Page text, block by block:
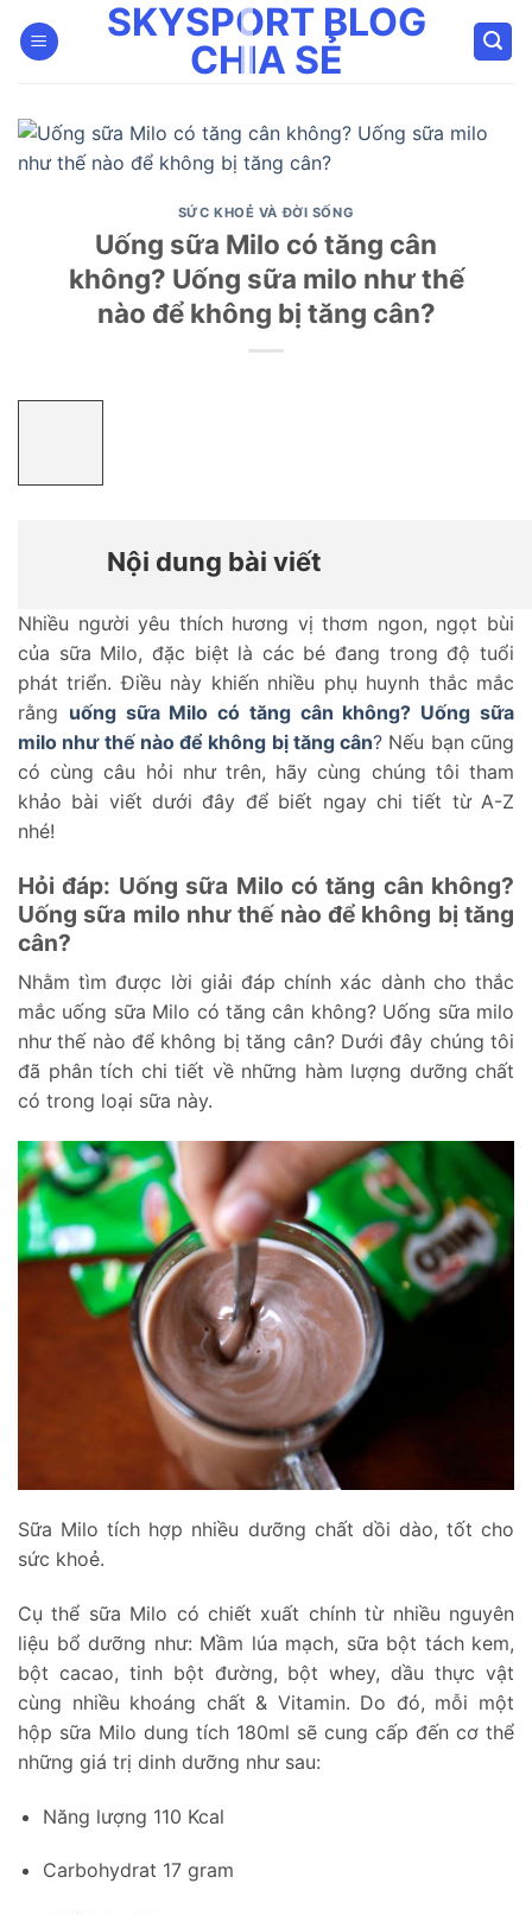
qua
SKYSPORT BLOG
CHIA SẺ
SỨC KHOẺ VÀ ĐỜI SỐNG
Uống sữa Milo có tăng cân
không? Uống sữa milo như thế
nào để không bị tăng cân?
Nội dung bài viết
Nhiều người yêu thích hương vị thơm ngon, ngọt bùi
của sữa Milo, đặc biệt là các bé đang trong độ tuổi
phát triển. Điều này khiến nhiều phụ huynh thắc mắc
rằng uống sữa Milo có tăng cân không? Uống sữa
milo như thế nào để không bị tăng cân? Nếu bạn cũng
có cùng câu hỏi như trên, hãy cùng chúng tôi tham
khảo bài viết dưới đây để biết ngay chi tiết từ A-Z
nhé!
Hỏi đáp: Uống sữa Milo có tăng cân không?
Uống sữa milo như thế nào để không bị tăng
cân?
Nhằm tìm được lời giải đáp chính xác dành cho thắc
mắc uống sữa Milo có tăng cân không? Uống sữa milo
như thế nào để không bị tăng cân? Dưới đây chúng tôi
đã phân tích chi tiết về những hàm lượng dưỡng chất
có trong loại sữa này.
Sữa Milo tích hợp nhiều dưỡng chất dồi dào, tốt cho
sức khoẻ.
Cụ thể sữa Milo có chiết xuất chính từ nhiều nguyên
liệu bổ dưỡng như: Mầm lúa mạch, sữa bột tách kem,
bột cacao, tinh bột đường, bột whey, dầu thực vật
cùng nhiều khoáng chất & Vitamin. Do đó, mỗi một
hộp sữa Milo dung tích 180ml sẽ cung cấp đến cơ thể
những giá trị dinh dưỡng như sau:
Năng lượng 110 Kcal
Carbohydrat 17 gram